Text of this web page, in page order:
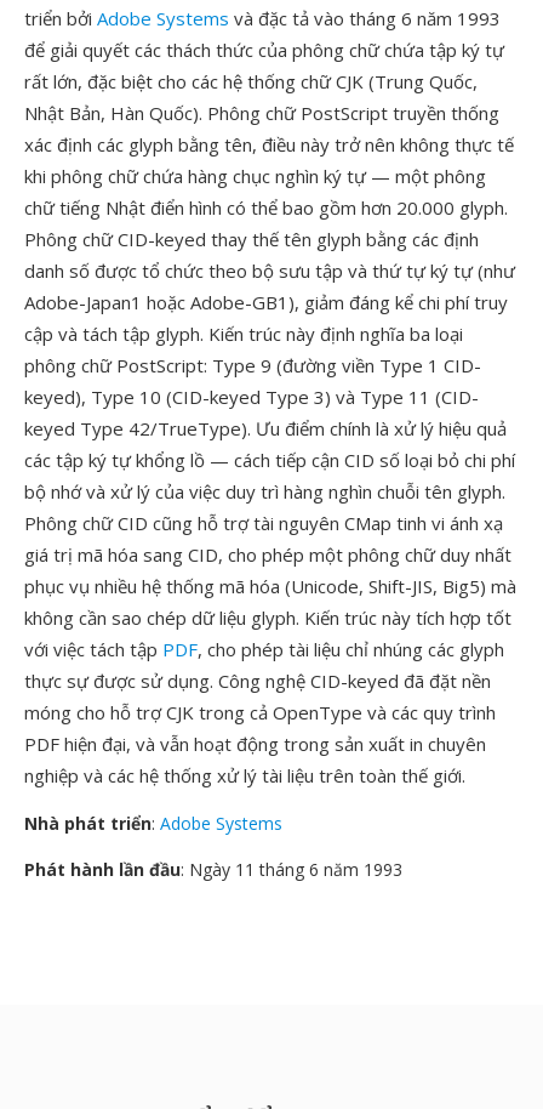
triển bởi Adobe Systems và đặc tả vào tháng 6 năm 1993
để giải quyết các thách thức của phông chữ chứa tập ký tự
rất lớn, đặc biệt cho các hệ thống chữ CJK (Trung Quốc,
Nhật Bản, Hàn Quốc). Phông chữ PostScript truyền thống
xác định các glyph bằng tên, điều này trở nên không thực tế
khi phông chữ chứa hàng chục nghìn ký tự — một phông
chữ tiếng Nhật điển hình có thể bao gồm hơn 20.000 glyph.
Phông chữ CID-keyed thay thế tên glyph bằng các định
danh số được tổ chức theo bộ sưu tập và thứ tự ký tự (như
Adobe-Japan1 hoặc Adobe-GB1), giảm đáng kể chi phí truy
cập và tách tập glyph. Kiến trúc này định nghĩa ba loại
phông chữ PostScript: Type 9 (đường viền Type 1 CID-
keyed), Type 10 (CID-keyed Type 3) và Type 11 (CID-
keyed Type 42/TrueType). Ưu điểm chính là xử lý hiệu quả
các tập ký tự khổng lồ — cách tiếp cận CID số loại bỏ chi phí
bộ nhớ và xử lý của việc duy trì hàng nghìn chuỗi tên glyph.
Phông chữ CID cũng hỗ trợ tài nguyên CMap tinh vi ánh xạ
giá trị mã hóa sang CID, cho phép một phông chữ duy nhất
phục vụ nhiều hệ thống mã hóa (Unicode, Shift-JIS, Big5) mà
không cần sao chép dữ liệu glyph. Kiến trúc này tích hợp tốt
với việc tách tập PDF, cho phép tài liệu chỉ nhúng các glyph
thực sự được sử dụng. Công nghệ CID-keyed đã đặt nền
móng cho hỗ trợ CJK trong cả OpenType và các quy trình
PDF hiện đại, và vẫn hoạt động trong sản xuất in chuyên
nghiệp và các hệ thống xử lý tài liệu trên toàn thế giới.
Nhà phát triển: Adobe Systems
Phát hành lần đầu: Ngày 11 tháng 6 năm 1993